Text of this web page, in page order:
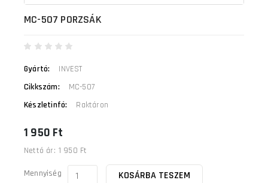
MC-507 PORZSÁK
Gyártó:
INVEST
Cikkszám:
MC-507
Készletinfó:
Raktáron
1 950 Ft
Nettó ár: 1 950 Ft
Mennyiség KOSÁRBA TESZEM